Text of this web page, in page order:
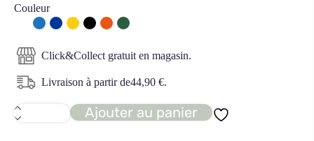
Couleur
Click&Collect gratuit en magasin.
Livraison à partir de44,90 €.
quantité
de
Ajouter au panier